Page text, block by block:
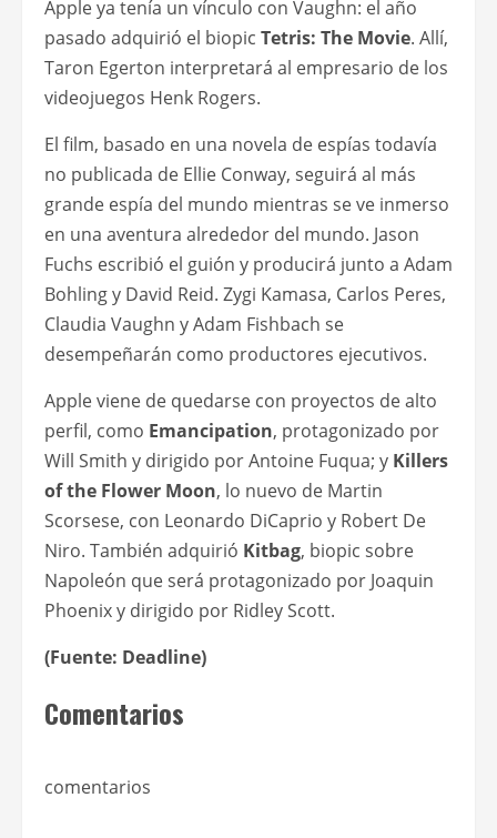
Apple ya tenía un vínculo con Vaughn: el año
pasado adquirió el biopic Tetris: The Movie. Allí,
Taron Egerton interpretará al empresario de los
videojuegos Henk Rogers.
El film, basado en una novela de espías todavía
no publicada de Ellie Conway, seguirá al más
grande espía del mundo mientras se ve inmerso
en una aventura alrededor del mundo. Jason
Fuchs escribió el guión y producirá junto a Adam
Bohling y David Reid. Zygi Kamasa, Carlos Peres,
Claudia Vaughn y Adam Fishbach se
desempeñarán como productores ejecutivos.
Apple viene de quedarse con proyectos de alto
perfil, como Emancipation, protagonizado por
Will Smith y dirigido por Antoine Fuqua; y Killers
of the Flower Moon, lo nuevo de Martin
Scorsese, con Leonardo DiCaprio y Robert De
Niro. También adquirió Kitbag, biopic sobre
Napoleón que será protagonizado por Joaquin
Phoenix y dirigido por Ridley Scott.
(Fuente: Deadline)
Comentarios
comentarios